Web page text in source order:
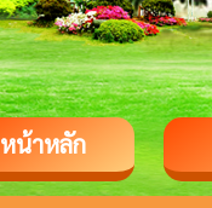
หน้าหลัก